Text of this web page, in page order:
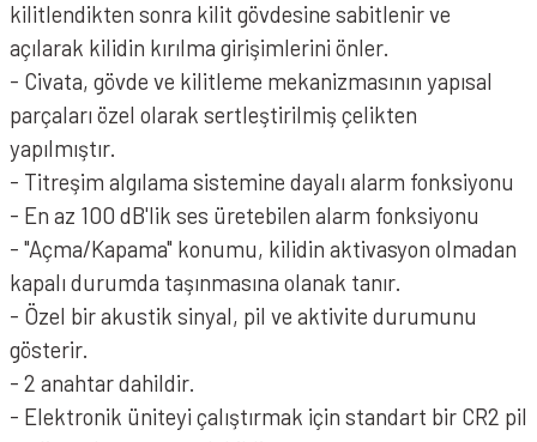
ABUS 8077 2.0 Granit Detecto XPLUS Disk Kilidi - Siyah
kilitlendikten sonra kilit gövdesine sabitlenir ve
açılarak kilidin kırılma girişimlerini önler.
- Civata, gövde ve kilitleme mekanizmasının yapısal
parçaları özel olarak sertleştirilmiş çelikten
yapılmıştır.
- Titreşim algılama sistemine dayalı alarm fonksiyonu
- En az 100 dB'lik ses üretebilen alarm fonksiyonu
- "Açma/Kapama" konumu, kilidin aktivasyon olmadan
kapalı durumda taşınmasına olanak tanır.
- Özel bir akustik sinyal, pil ve aktivite durumunu
gösterir.
- 2 anahtar dahildir.
- Elektronik üniteyi çalıştırmak için standart bir CR2 pil